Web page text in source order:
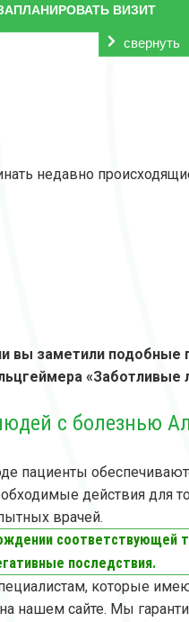
ВИЗИТ
свернуть
недавно
вы заметили подобные
с болезнью
пациенты
действия для
врачей.
соответствующей
последствия.
которые
нашем сайте. Мы